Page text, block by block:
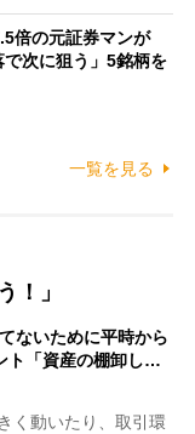
倍の元証券マンが
で次に狙う」5銘柄を
一覧を見る
！」
ないために平時から
ト「資産の棚卸し…
く動いたり、取引環